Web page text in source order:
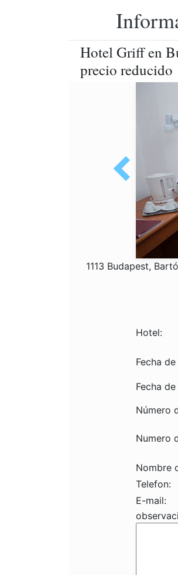
Hotel Griff en
precio reducido
1113 Budapest,
Hotel:
Fecha
Fecha
Número
Numero
Nombre
Telefon:
E-mail: